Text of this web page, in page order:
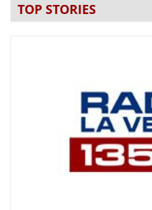
TOP STORIES